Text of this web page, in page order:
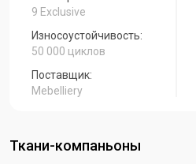
9 Exclusive
Износоустойчивость:
50 000 циклов
Поставщик:
Mebelliery
Ткани-компаньоны